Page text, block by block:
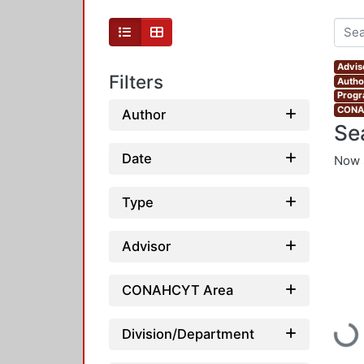
Filters
Author
Date
Type
Advisor
CONAHCYT Area
Division/Department
Now